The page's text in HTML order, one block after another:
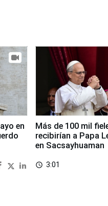
en
Más de 100 mil
recibirían a Papa
en Sacsayhuaman
access_time 3:01